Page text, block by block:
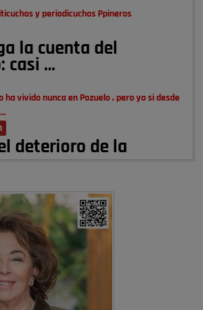
y periodicuchos Ppineros
la cuenta del
casi …
ha vivido nunca en Pozuelo , pero yo si desde
deterioro de la
vivienda para familias con hijos y no
es tan …
Huerta Grande: las